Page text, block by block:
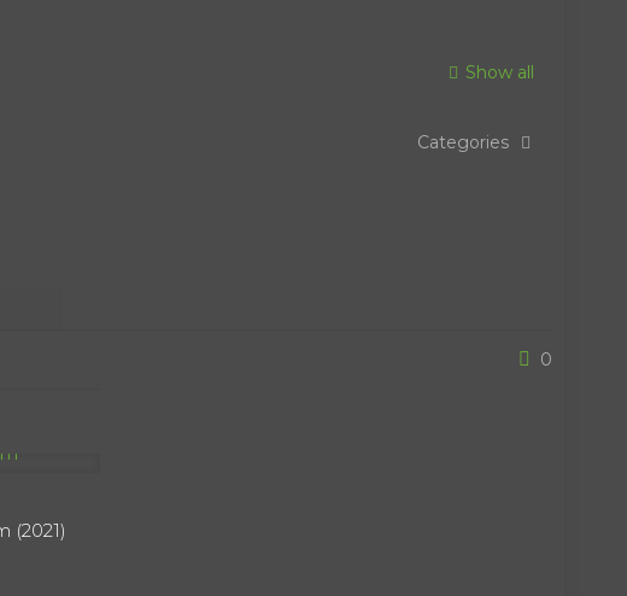
Show all
Categories
0
(2021)